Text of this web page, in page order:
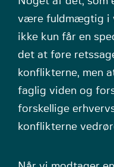
være fuldmægtig i
ikke kun får en
det at føre
konflikterne, men
faglig viden og
forskellige
konflikterne